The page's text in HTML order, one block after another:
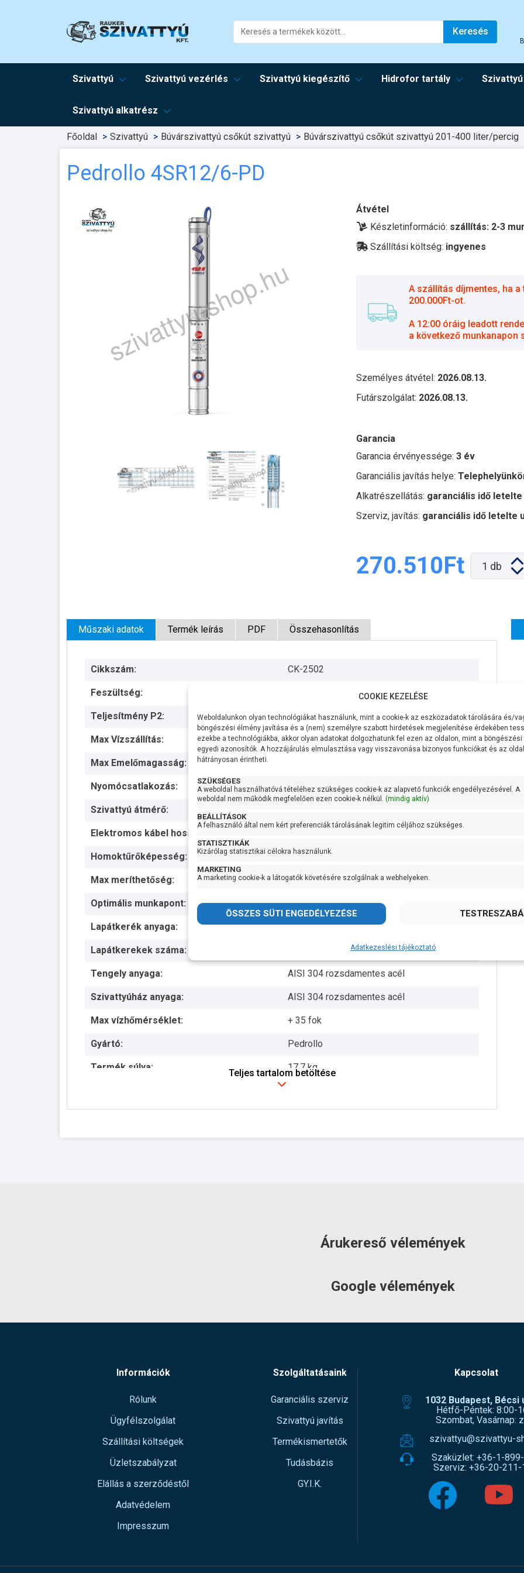
Keresés
Szivattyú Szivattyú vezérlés Szivattyú kiegészítő Hidrofor tartály
Szivattyú alkatrész
Főoldal Szivattyú Búvárszivattyú csőkút szivattyú Búvárszivattyú csőkút szivattyú 201-400 liter/percig
Pedrollo 4SR12/6-PD
Átvétel
Készletinformáció: szállítás: 2-3
Szállítási költség: ingyenes
A szállítás díjmentes, ha
200.000Ft-ot.
A 12:00 óráig leadott
a következő munkanapon
Személyes átvétel: 2026.08.13.
Futárszolgálat: 2026.08.13.
Garancia
Garancia érvényessége: 3 év
Garanciális javítás helye:
Alkatrészellátás: garanciális idő letelte
Szerviz, javítás: garanciális idő letelte
270.510Ft 1 db
Műszaki adatok Termék leírás PDF Összehasonlítás
Cikkszám: CK-2502
Feszültség:
Teljesítmény P2: 1500W
Max Vízszállítás: 300 liter/perc
Max Emelőmagasság:
Nyomócsatlakozás: 2 coll
Szivattyú átmérő:
Elektromos kábel hossza: 1,5 méter
Homoktűrőképesség: 150 g/m3
Max meríthetőség: 100 méter
Optimális munkapont: 24 méteren 240 liter/perc
Lapátkerék anyaga: Lexan 141-R
Lapátkerekek száma:
Tengely anyaga: AISI 304 rozsdamentes acél
Szivattyúház anyaga: AISI 304 rozsdamentes acél
Max vízhőmérséklet: + 35 fok
Gyártó: Pedrollo
Termék súlya: 17.7 kg
Teljes tartalom betöltése
Árukereső vélemények
Google vélemények
Információk
Rólunk
Ügyfélszolgálat
Szállítási költségek
Üzletszabályzat
Elállás a szerződéstől
Adatvédelem
Impresszum
Szolgáltatásaink
Garanciális szerviz
Szivattyú javítás
Termékismertetők
Tudásbázis
GY.I.K.
Kapcsolat
1032 Budapest, Bécsi
Hétfő-Péntek: 8:00-
Szombat, Vasárnap:
szivattyu@szivattyu-
Szaküzlet: +36-1-
Szerviz: +36-20-211-
COOKIE KEZELÉSE
Weboldalunkon olyan technológiákat használunk, mint a cookie-k az eszközadatok tárolására és/
böngészési élmény javítása és a (nem) személyre szabott hirdetések megjelenítése érdekében
ezekbe a technológiákba, akkor olyan adatokat dolgozhatunk fel ezen az oldalon, mint a
egyedi azonosítók. A hozzájárulás elmulasztása vagy visszavonása bizonyos funkciókat és az
hátrányosan érintheti.
SZÜKSÉGES
A weboldal használhatóvá tételéhez szükséges cookie-k az alapvető funkciók engedélyezésével. A
weboldal nem működik megfelelően ezen cookie-k nélkül. (mindig aktív)
BEÁLLÍTÁSOK
A felhasználó által nem kért preferenciák tárolásának legitim céljához szükséges.
STATISZTIKÁK
Kizárólag statisztikai célokra használunk.
MARKETING
A marketing cookie-k a látogatók követésére szolgálnak a webhelyeken.
Adatkezeslési tájékoztató